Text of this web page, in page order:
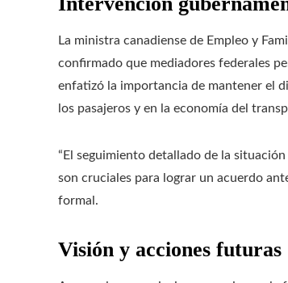
La ministra canadiense de Empleo y
confirmado que mediadores federales
enfatizó la importancia de mantener el
los pasajeros y en la economía del
“El seguimiento detallado de la
son cruciales para lograr un acuerdo
formal.
Visión y acciones futuras